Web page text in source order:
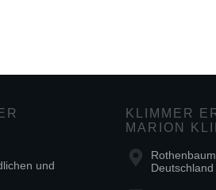
und
KLIMMER
MARION
Deutschland